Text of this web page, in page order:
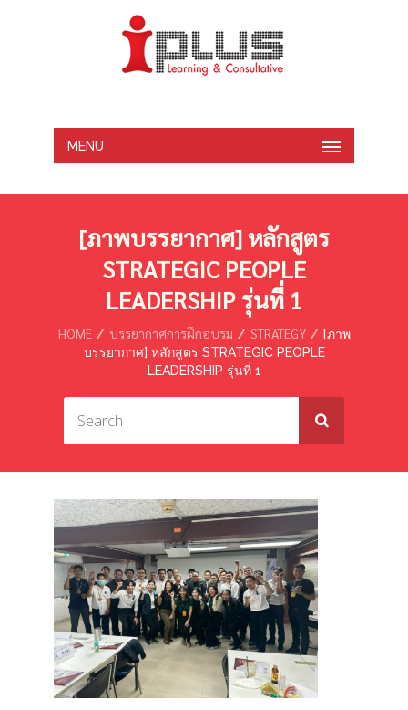
MENU
[ภาพบรรยากาศ] หลักสูตร
STRATEGIC PEOPLE
LEADERSHIP รุ่นที่ 1
HOME บรรยากาศการฝึกอบรม STRATEGY
[ภาพ
บรรยากาศ] หลักสูตร STRATEGIC PEOPLE
LEADERSHIP รุ่นที่ 1